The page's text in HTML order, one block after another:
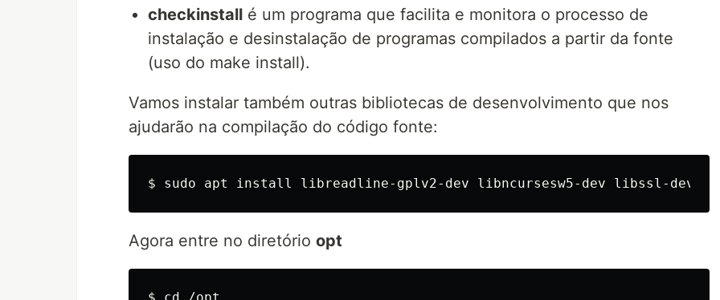
checkinstall é um programa que facilita e monitora o processo de
instalação e desinstalação de programas compilados a partir da fonte
(uso do make install).
Vamos instalar também outras bibliotecas de desenvolvimento que nos
ajudarão na compilação do código fonte:
Agora entre no diretório opt